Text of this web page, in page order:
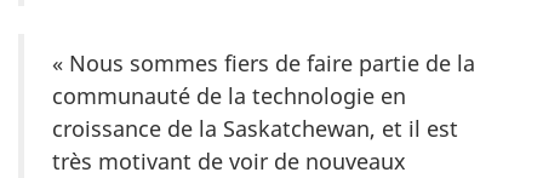
« Nous sommes fiers de faire partie de la
communauté de la technologie en
croissance de la Saskatchewan, et il est
très motivant de voir de nouveaux